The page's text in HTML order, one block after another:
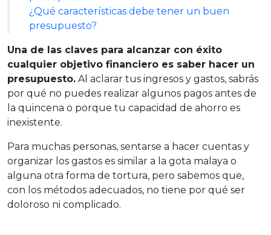
¿Qué características debe tener un buen
presupuesto?
Una de las claves para alcanzar con éxito
cualquier objetivo financiero es saber hacer un
presupuesto. Al aclarar tus ingresos y gastos, sabrás
por qué no puedes realizar algunos pagos antes de
la quincena o porque tu capacidad de ahorro es
inexistente.
Para muchas personas, sentarse a hacer cuentas y
organizar los gastos es similar a la gota malaya o
alguna otra forma de tortura, pero sabemos que,
con los métodos adecuados, no tiene por qué ser
doloroso ni complicado.